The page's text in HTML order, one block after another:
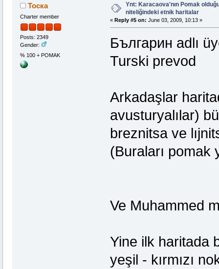
Тоска
Charter member
Posts: 2349
Gender:
% 100 + POMAK
Ynt: Karacaova'nın Pomak
niteliğindeki etnik haritalar
« Reply #5 on: June 03, 2009, 10:13 »
Българин adlı
Turski prevod
Arkadaşlar
avusturyalılar)
breznitsa ve
(Buraları pomak
Ve Muhammed
Yine ilk haritada
yeşil - kırmızı